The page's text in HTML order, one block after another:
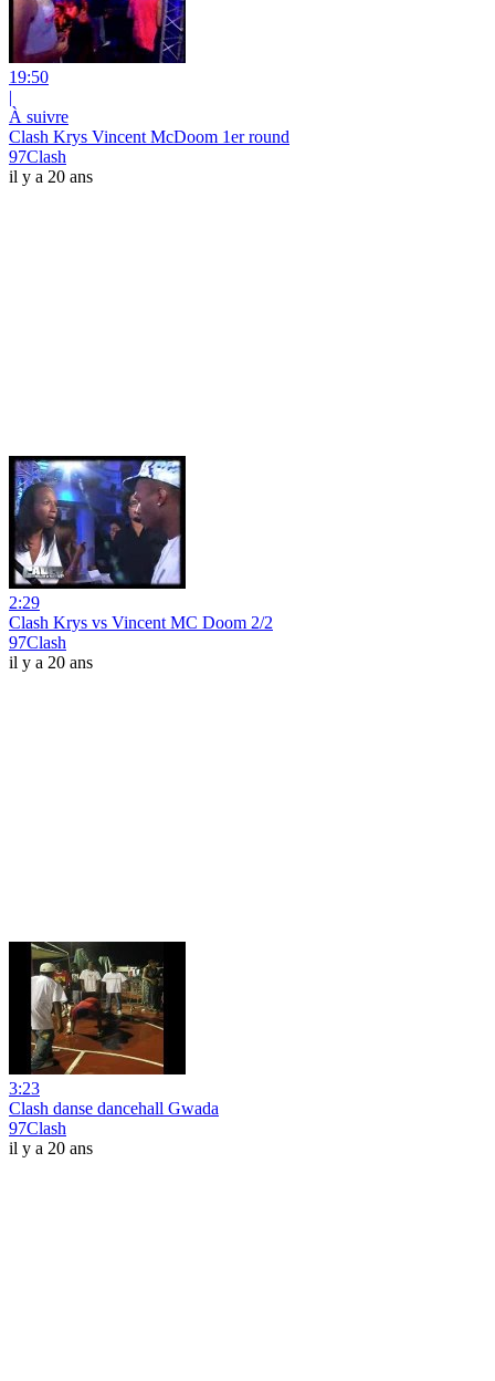
19:50
|
À suivre
Clash Krys Vincent McDoom 1er round
97Clash
il y a 20 ans
2:29
Clash Krys vs Vincent MC Doom 2/2
97Clash
il y a 20 ans
3:23
Clash danse dancehall Gwada
97Clash
il y a 20 ans